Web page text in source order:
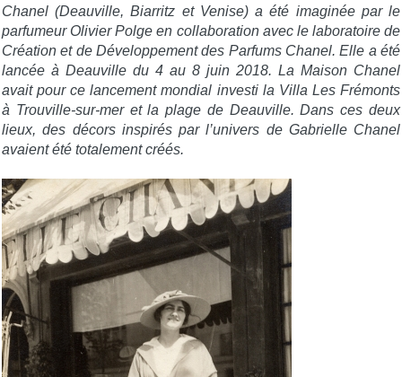
Chanel (Deauville, Biarritz et Venise) a été imaginée par le
parfumeur Olivier Polge en collaboration avec le laboratoire de
Création et de Développement des Parfums Chanel. Elle a été
lancée à Deauville du 4 au 8 juin 2018. La Maison Chanel
avait pour ce lancement mondial investi la Villa Les Frémonts
à Trouville-sur-mer et la plage de Deauville. Dans ces deux
lieux, des décors inspirés par l’univers de Gabrielle Chanel
avaient été totalement créés.